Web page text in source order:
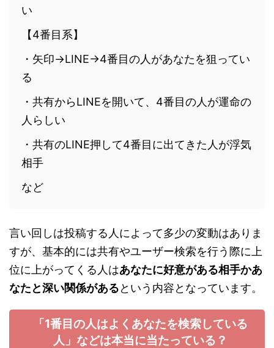
い
【4番目系】
・矢印→LINE→4番目の人があなたを狙ってい
る
・共有からLINEを開いて、4番目の人が運命の
人らしい
・共有のLINE押して4番目に出てきた人が浮気
相手
など
言い回しは投稿する人によって多少の変動はありま
すが、基本的には共有やユーザー検索を行う際に上
位に上がってくる人はあなたに好意がある相手かあ
なたと深い関係があるという内容となっています。
「1番目の人はよくあなたを検索している
人」などは本当に当たっている？